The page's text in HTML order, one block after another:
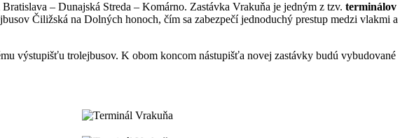
– Dunajská Streda – Komárno. Zastávka Vrakuňa je jedným z tzv. terminálov
Čiližská na Dolných honoch, čím sa zabezpečí jednoduchý prestup medzi vlakmi a
výstupišťu trolejbusov. K obom koncom nástupišťa novej zastávky budú vybudované